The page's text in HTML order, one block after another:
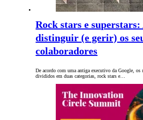
Rock stars e
distinguir (e gerir) os
colaboradores
De acordo com uma antiga executivo da Google, os
divididos em duas categorias, rock stars e…